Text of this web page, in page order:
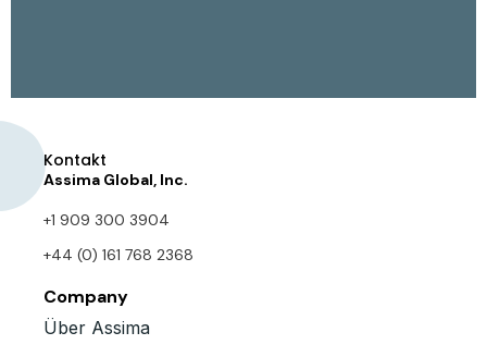
Kontakt
Assima Global, Inc.
+1 909 300 3904
+44 (0) 161 768 2368
Company
Über Assima